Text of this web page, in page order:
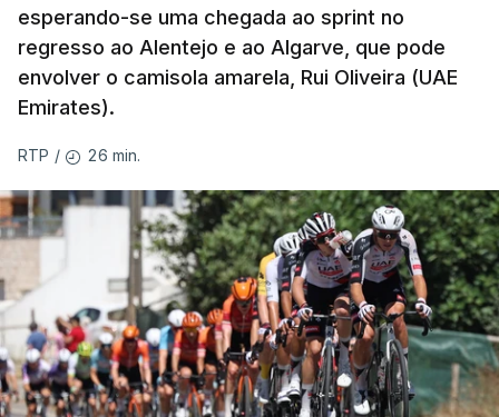
esperando-se uma chegada ao sprint no
regresso ao Alentejo e ao Algarve, que pode
envolver o camisola amarela, Rui Oliveira (UAE
Emirates).
RTP / 26 min.